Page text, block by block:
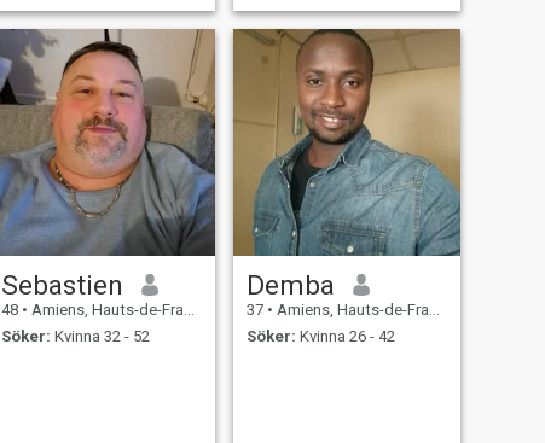
Sebastien
48 • Amiens, Hauts-de-France, Frankrike
Söker: Kvinna 32 - 52
Demba
37 • Amiens, Hauts-de-France, Frankrike
Söker: Kvinna 26 - 42